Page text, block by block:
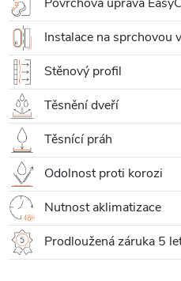
Instalace na sprchovou
Stěnový profil
Těsnění dveří
Těsnící práh
Odolnost proti korozi
Nutnost aklimatizace
Prodloužená záruka 5